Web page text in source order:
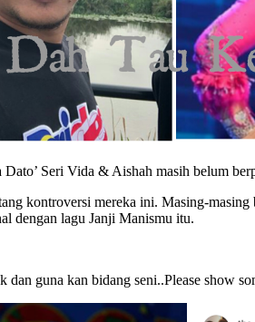
Seri Vida & Aishah masih belum
kontroversi mereka ini. Masing-
dengan lagu Janji Manismu itu.
guna kan bidang seni..Please show